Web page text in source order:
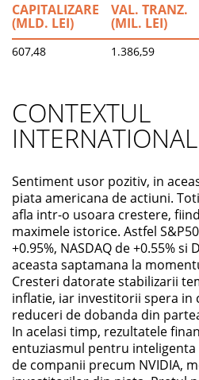
CAPITALIZARE
(MLD. LEI)
VAL. TRANZ.
(MIL. LEI)
607,48 1.386,59
CONTEXTUL
INTERNATIONAL
Sentiment usor pozitiv, in
piata americana de actiuni.
afla intr-o usoara crestere,
maximele istorice. Astfel
+0.95%, NASDAQ de +0.55% si
aceasta saptamana la
Cresteri datorate stabilizarii
inflatie, iar investitorii spera in
reduceri de dobanda din
In acelasi timp, rezultatele
entuziasmul pentru
de companii precum NVIDIA,